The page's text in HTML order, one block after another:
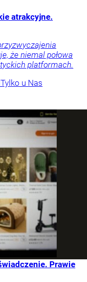
atrakcyjne.
że niemal połowa
platformach.
Tylko u Nas
Prawie